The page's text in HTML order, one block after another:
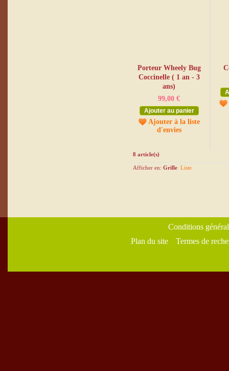
Porteur Wheely Bug
Coccinelle ( 1 an - 3
ans)
99,00 €
Ajouter au panier
Ajouter à la liste
d'envies
8 article(s)
Afficher en: Grille Liste
Conditions
Plan du site
Termes de